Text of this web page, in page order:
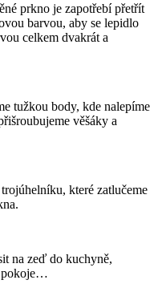
prkno je zapotřebí přetřít
barvou, aby se lepidlo
celkem dvakrát a
tužkou body, kde nalepíme
věšáky a
které zatlučeme
na zeď do kuchyně,
pokoje…